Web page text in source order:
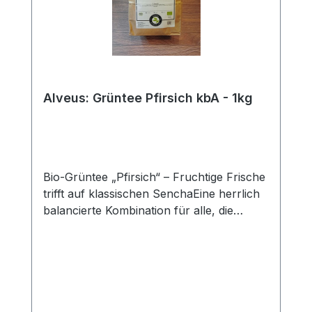
Alveus: Grüntee Pfirsich kbA - 1kg
Bio-Grüntee „Pfirsich“ – Fruchtige Frische
trifft auf klassischen SenchaEine herrlich
balancierte Kombination für alle, die